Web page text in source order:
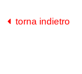
torna indietro